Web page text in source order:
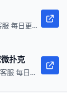
APP下载点右下角【APP下载】联系客服 每日更新可用链接 微扑克 WPK真人在线约局，wepoker德州约局，加微信客服上下分，领WPK钻石。
扑克
APP下载点右下角【APP下载】联系客服 每日更新可用链接 在线玩扑克，赢取真钱。